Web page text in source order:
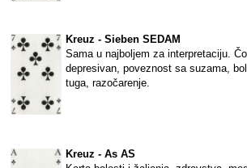
Kreuz - Sieben SEDAM
Sama u najboljem za interpretaciju.
depresivan, poveznost sa suzama,
tuga, razočarenje.
Kreuz - As AS